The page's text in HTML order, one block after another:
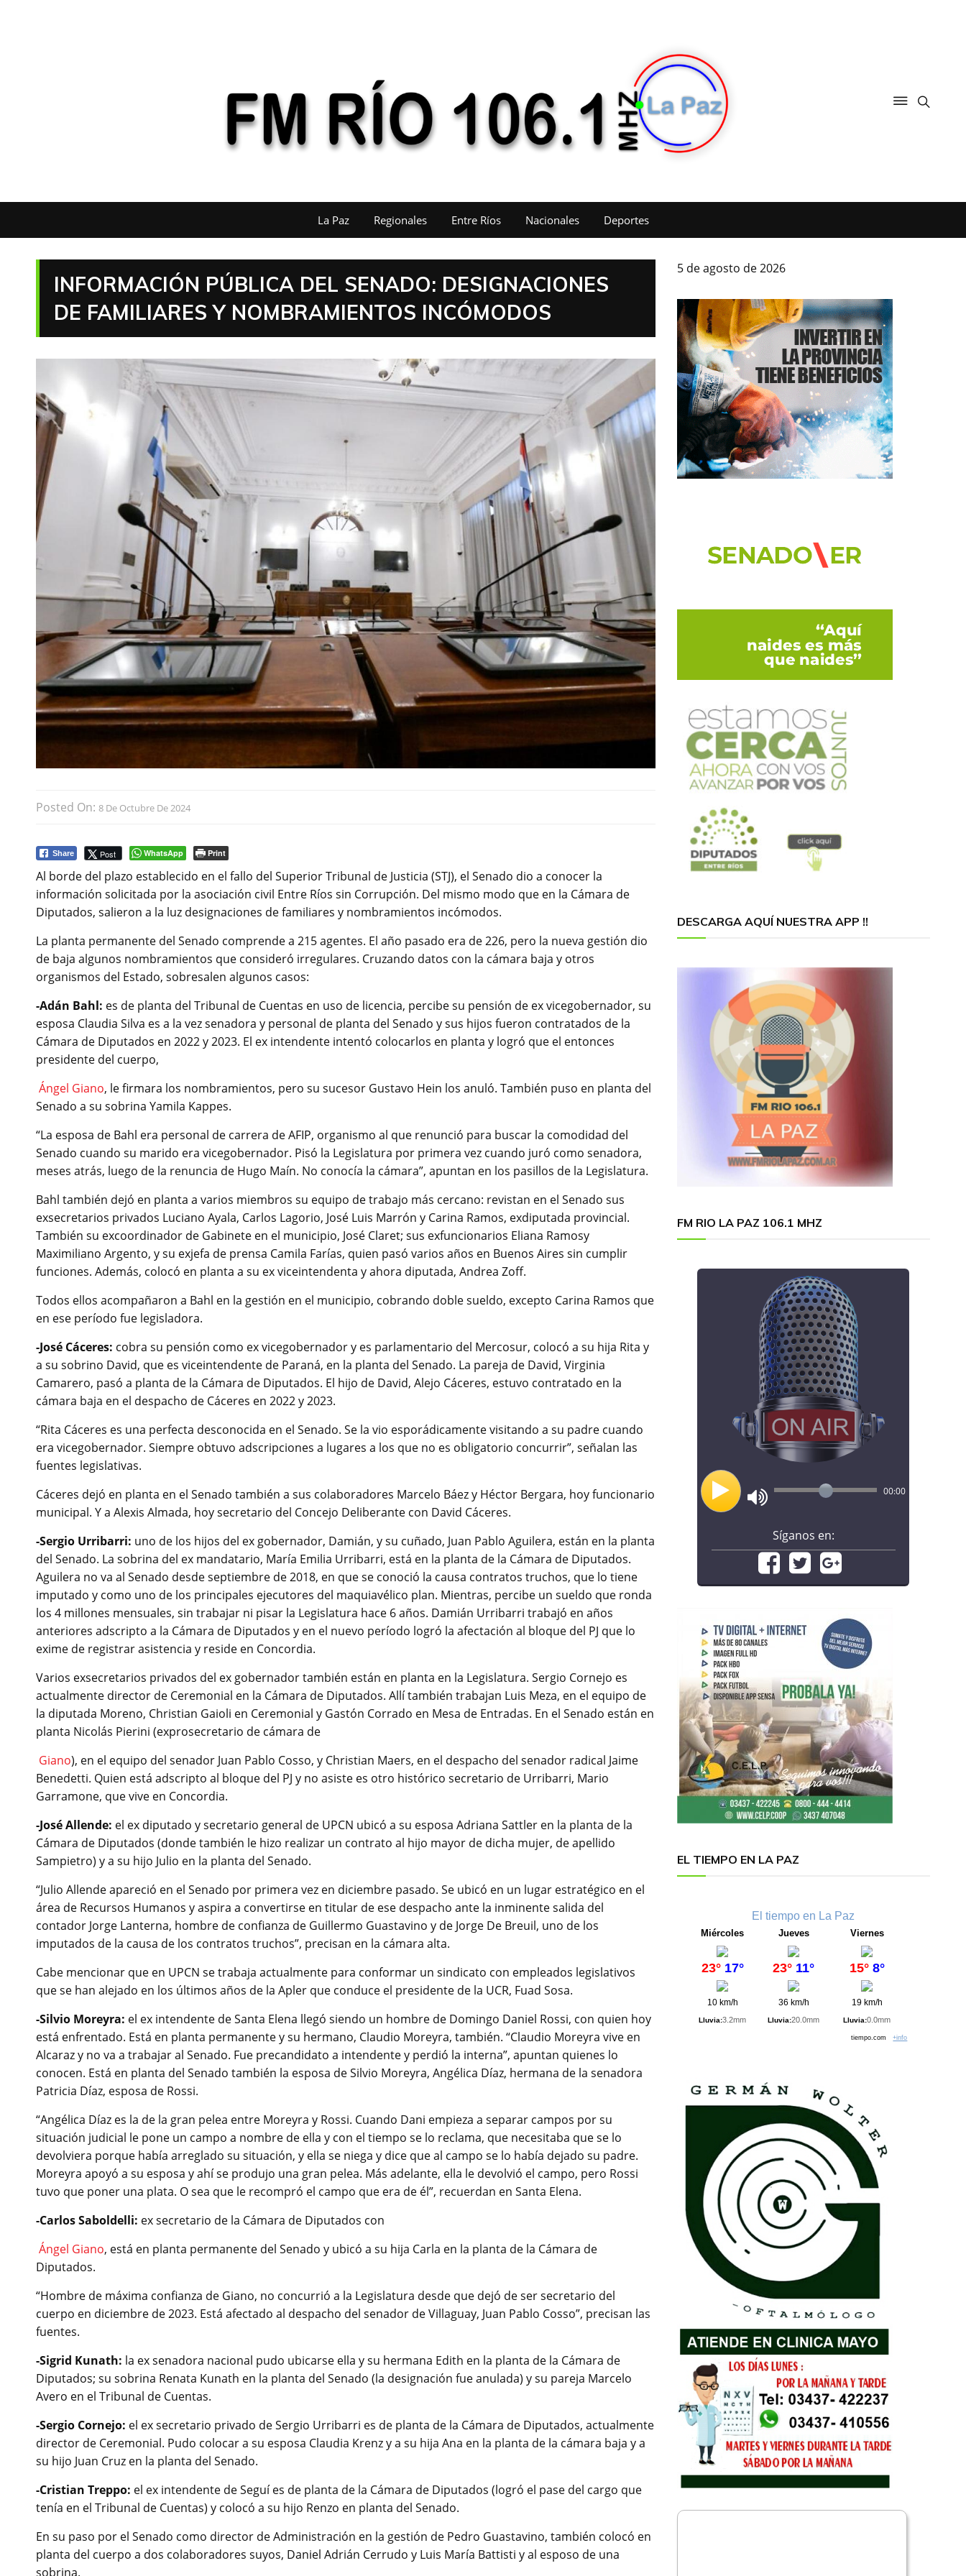
La Paz Regionales Entre Ríos Nacionales Deportes
INFORMACIÓN PÚBLICA DEL SENADO: DESIGNACIONES
DE FAMILIARES Y NOMBRAMIENTOS INCÓMODOS
Posted On: 8 De Octubre De 2024
Share Post WhatsApp Print
Al borde del plazo establecido en el fallo del Superior Tribunal de Justicia (STJ), el Senado dio a conocer la
información solicitada por la asociación civil Entre Ríos sin Corrupción. Del mismo modo que en la Cámara de
Diputados, salieron a la luz designaciones de familiares y nombramientos incómodos.
La planta permanente del Senado comprende a 215 agentes. El año pasado era de 226, pero la nueva gestión dio
de baja algunos nombramientos que consideró irregulares. Cruzando datos con la cámara baja y otros
organismos del Estado, sobresalen algunos casos:
-Adán Bahl: es de planta del Tribunal de Cuentas en uso de licencia, percibe su pensión de ex vicegobernador, su
esposa Claudia Silva es a la vez senadora y personal de planta del Senado y sus hijos fueron contratados de la
Cámara de Diputados en 2022 y 2023. El ex intendente intentó colocarlos en planta y logró que el entonces
presidente del cuerpo,
Ángel Giano, le firmara los nombramientos, pero su sucesor Gustavo Hein los anuló. También puso en planta del
Senado a su sobrina Yamila Kappes.
“La esposa de Bahl era personal de carrera de AFIP, organismo al que renunció para buscar la comodidad del
Senado cuando su marido era vicegobernador. Pisó la Legislatura por primera vez cuando juró como senadora,
meses atrás, luego de la renuncia de Hugo Maín. No conocía la cámara”, apuntan en los pasillos de la Legislatura.
Bahl también dejó en planta a varios miembros su equipo de trabajo más cercano: revistan en el Senado sus
exsecretarios privados Luciano Ayala, Carlos Lagorio, José Luis Marrón y Carina Ramos, exdiputada provincial.
También su excoordinador de Gabinete en el municipio, José Claret; sus exfuncionarios Eliana Ramosy
Maximiliano Argento, y su exjefa de prensa Camila Farías, quien pasó varios años en Buenos Aires sin cumplir
funciones. Además, colocó en planta a su ex viceintendenta y ahora diputada, Andrea Zoff.
Todos ellos acompañaron a Bahl en la gestión en el municipio, cobrando doble sueldo, excepto Carina Ramos que
en ese período fue legisladora.
-José Cáceres: cobra su pensión como ex vicegobernador y es parlamentario del Mercosur, colocó a su hija Rita y
a su sobrino David, que es viceintendente de Paraná, en la planta del Senado. La pareja de David, Virginia
Camarero, pasó a planta de la Cámara de Diputados. El hijo de David, Alejo Cáceres, estuvo contratado en la
cámara baja en el despacho de Cáceres en 2022 y 2023.
“Rita Cáceres es una perfecta desconocida en el Senado. Se la vio esporádicamente visitando a su padre cuando
era vicegobernador. Siempre obtuvo adscripciones a lugares a los que no es obligatorio concurrir”, señalan las
fuentes legislativas.
Cáceres dejó en planta en el Senado también a sus colaboradores Marcelo Báez y Héctor Bergara, hoy funcionario
municipal. Y a Alexis Almada, hoy secretario del Concejo Deliberante con David Cáceres.
-Sergio Urribarri: uno de los hijos del ex gobernador, Damián, y su cuñado, Juan Pablo Aguilera, están en la planta
del Senado. La sobrina del ex mandatario, María Emilia Urribarri, está en la planta de la Cámara de Diputados.
Aguilera no va al Senado desde septiembre de 2018, en que se conoció la causa contratos truchos, que lo tiene
imputado y como uno de los principales ejecutores del maquiavélico plan. Mientras, percibe un sueldo que ronda
los 4 millones mensuales, sin trabajar ni pisar la Legislatura hace 6 años. Damián Urribarri trabajó en años
anteriores adscripto a la Cámara de Diputados y en el nuevo período logró la afectación al bloque del PJ que lo
exime de registrar asistencia y reside en Concordia.
Varios exsecretarios privados del ex gobernador también están en planta en la Legislatura. Sergio Cornejo es
actualmente director de Ceremonial en la Cámara de Diputados. Allí también trabajan Luis Meza, en el equipo de
la diputada Moreno, Christian Gaioli en Ceremonial y Gastón Corrado en Mesa de Entradas. En el Senado están en
planta Nicolás Pierini (exprosecretario de cámara de
Giano), en el equipo del senador Juan Pablo Cosso, y Christian Maers, en el despacho del senador radical Jaime
Benedetti. Quien está adscripto al bloque del PJ y no asiste es otro histórico secretario de Urribarri, Mario
Garramone, que vive en Concordia.
-José Allende: el ex diputado y secretario general de UPCN ubicó a su esposa Adriana Sattler en la planta de la
Cámara de Diputados (donde también le hizo realizar un contrato al hijo mayor de dicha mujer, de apellido
Sampietro) y a su hijo Julio en la planta del Senado.
“Julio Allende apareció en el Senado por primera vez en diciembre pasado. Se ubicó en un lugar estratégico en el
área de Recursos Humanos y aspira a convertirse en titular de ese despacho ante la inminente salida del
contador Jorge Lanterna, hombre de confianza de Guillermo Guastavino y de Jorge De Breuil, uno de los
imputados de la causa de los contratos truchos”, precisan en la cámara alta.
Cabe mencionar que en UPCN se trabaja actualmente para conformar un sindicato con empleados legislativos
que se han alejado en los últimos años de la Apler que conduce el presidente de la UCR, Fuad Sosa.
-Silvio Moreyra: el ex intendente de Santa Elena llegó siendo un hombre de Domingo Daniel Rossi, con quien hoy
está enfrentado. Está en planta permanente y su hermano, Claudio Moreyra, también. “Claudio Moreyra vive en
Alcaraz y no va a trabajar al Senado. Fue precandidato a intendente y perdió la interna”, apuntan quienes lo
conocen. Está en planta del Senado también la esposa de Silvio Moreyra, Angélica Díaz, hermana de la senadora
Patricia Díaz, esposa de Rossi.
“Angélica Díaz es la de la gran pelea entre Moreyra y Rossi. Cuando Dani empieza a separar campos por su
situación judicial le pone un campo a nombre de ella y con el tiempo se lo reclama, que necesitaba que se lo
devolviera porque había arreglado su situación, y ella se niega y dice que al campo se lo había dejado su padre.
Moreyra apoyó a su esposa y ahí se produjo una gran pelea. Más adelante, ella le devolvió el campo, pero Rossi
tuvo que poner una plata. O sea que le recompró el campo que era de él”, recuerdan en Santa Elena.
-Carlos Saboldelli: ex secretario de la Cámara de Diputados con
Ángel Giano, está en planta permanente del Senado y ubicó a su hija Carla en la planta de la Cámara de
Diputados.
“Hombre de máxima confianza de Giano, no concurrió a la Legislatura desde que dejó de ser secretario del
cuerpo en diciembre de 2023. Está afectado al despacho del senador de Villaguay, Juan Pablo Cosso”, precisan las
fuentes.
-Sigrid Kunath: la ex senadora nacional pudo ubicarse ella y su hermana Edith en la planta de la Cámara de
Diputados; su sobrina Renata Kunath en la planta del Senado (la designación fue anulada) y su pareja Marcelo
Avero en el Tribunal de Cuentas.
-Sergio Cornejo: el ex secretario privado de Sergio Urribarri es de planta de la Cámara de Diputados, actualmente
director de Ceremonial. Pudo colocar a su esposa Claudia Krenz y a su hija Ana en la planta de la cámara baja y a
su hijo Juan Cruz en la planta del Senado.
-Cristian Treppo: el ex intendente de Seguí es de planta de la Cámara de Diputados (logró el pase del cargo que
tenía en el Tribunal de Cuentas) y colocó a su hijo Renzo en planta del Senado.
En su paso por el Senado como director de Administración en la gestión de Pedro Guastavino, también colocó en
planta del cuerpo a dos colaboradores suyos, Daniel Adrián Cerrudo y Luis María Battisti y al esposo de una
sobrina.
5 de agosto de 2026
DESCARGA AQUÍ NUESTRA APP !!
FM RIO LA PAZ 106.1 MHZ
00:00
Síganos en:
EL TIEMPO EN LA PAZ
El tiempo en La Paz
Miércoles
23° 17°
10 km/h
Lluvia:3.2mm
Jueves
23° 11°
36 km/h
Lluvia:20.0mm
Viernes
15° 8°
19 km/h
Lluvia:0.0mm
tiempo.com+info